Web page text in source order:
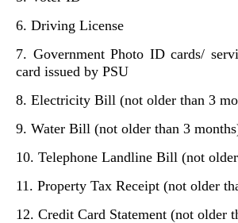
6. Driving License
7. Government Photo ID cards/
card issued by PSU
8. Electricity Bill (not older than 3
9. Water Bill (not older than 3
10. Telephone Landline Bill (not
11. Property Tax Receipt (not older
12. Credit Card Statement (not older